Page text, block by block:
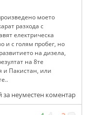
моето
разхода с
електрическа
и с голям пробег, но
на дизела,
на 8те
Пакистан, или
за неуместен коментар